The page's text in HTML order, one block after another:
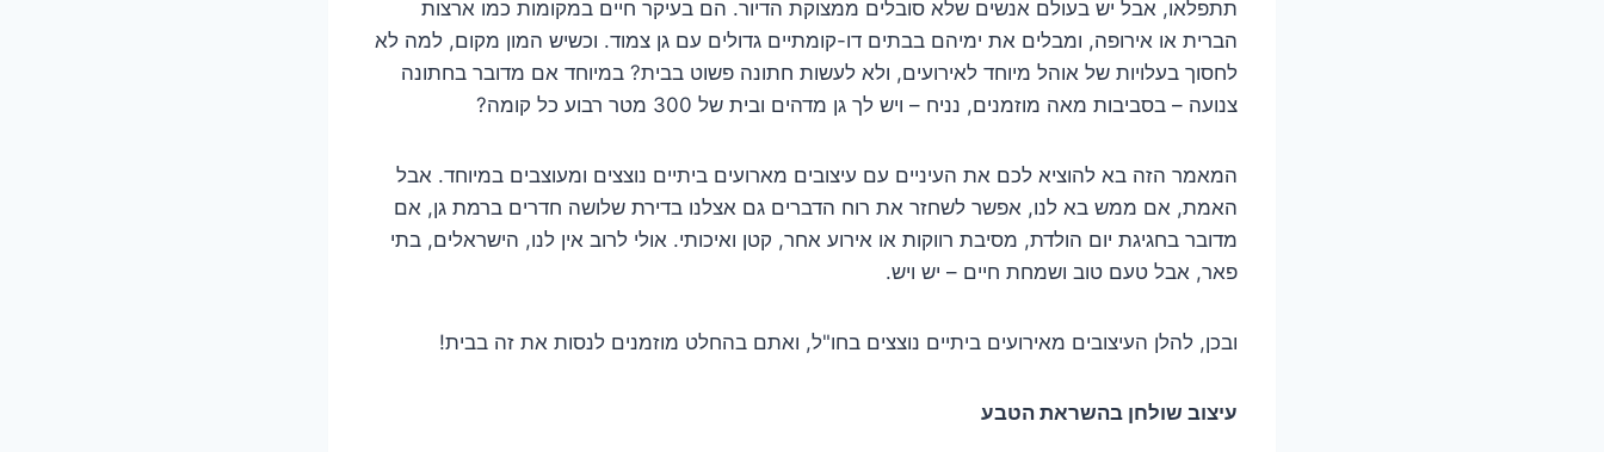
תתפלאו, אבל יש בעולם אנשים שלא סובלים ממצוקת הדיור. הם בעיקר חיים במקומות כמו ארצות
הברית או אירופה, ומבלים את ימיהם בבתים דו-קומתיים גדולים עם גן צמוד. וכשיש המון מקום, למה לא
לחסוך בעלויות של אוהל מיוחד לאירועים, ולא לעשות חתונה פשוט בבית? במיוחד אם מדובר בחתונה
צנועה – בסביבות מאה מוזמנים, נניח – ויש לך גן מדהים ובית של 300 מטר רבוע כל קומה?
המאמר הזה בא להוציא לכם את העיניים עם עיצובים מארועים ביתיים נוצצים ומעוצבים במיוחד. אבל
האמת, אם ממש בא לנו, אפשר לשחזר את רוח הדברים גם אצלנו בדירת שלושה חדרים ברמת גן, אם
מדובר בחגיגת יום הולדת, מסיבת רווקות או אירוע אחר, קטן ואיכותי. אולי לרוב אין לנו, הישראלים, בתי
פאר, אבל טעם טוב ושמחת חיים – יש ויש.
ובכן, להלן העיצובים מאירועים ביתיים נוצצים בחו"ל, ואתם בהחלט מוזמנים לנסות את זה בבית!
עיצוב שולחן בהשראת הטבע